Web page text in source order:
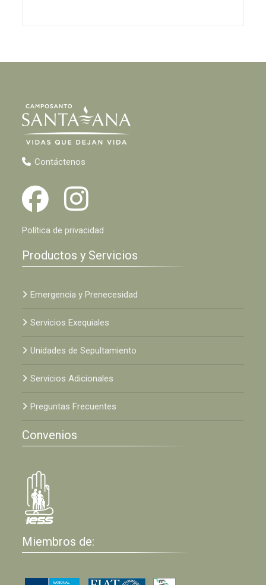
Contáctenos
Política de privacidad
Productos y Servicios
Emergencia y Prenecesidad
Servicios Exequiales
Unidades de Sepultamiento
Servicios Adicionales
Preguntas Frecuentes
Convenios
Miembros de: